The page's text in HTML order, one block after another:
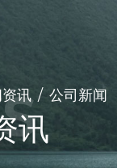
讯 / 公司新闻
讯